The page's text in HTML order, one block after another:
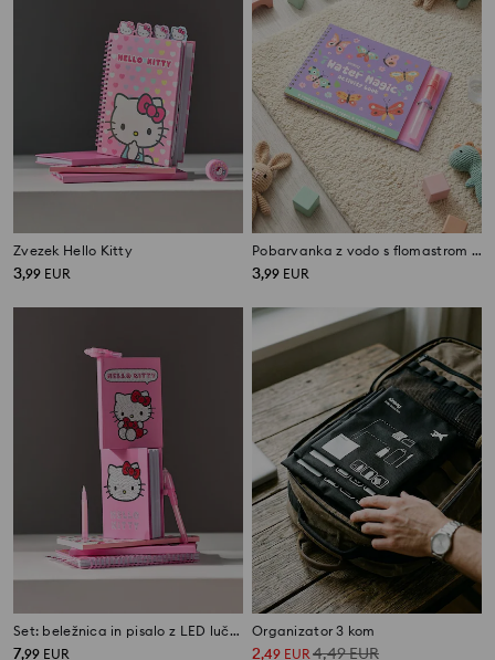
Zvezek Hello Kitty
3,99 EUR
Pobarvanka z vodo s flomastrom z motivom narave
3,99 EUR
Set: beležnica in pisalo z LED lučko Hello Kitty
7,99 EUR
Organizator 3 kom
2,49 EUR4,49EUR